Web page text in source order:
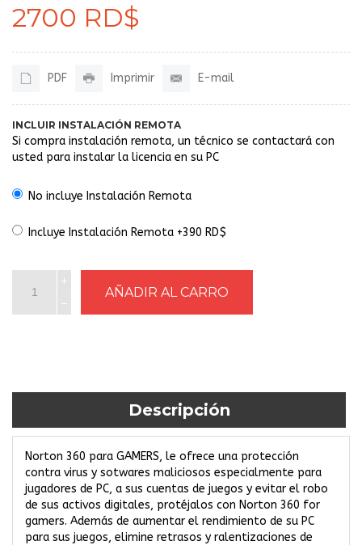
2700 RD$
PDF Imprimir E-mail
INCLUIR INSTALACIÓN REMOTA
Si compra instalación remota, un técnico se contactará con
usted para instalar la licencia en su PC
No incluye Instalación Remota
Incluye Instalación Remota +390 RD$
Descripción
Norton 360 para GAMERS, le ofrece una protección
contra virus y sotwares maliciosos especialmente para
jugadores de PC, a sus cuentas de juegos y evitar el robo
de sus activos digitales, protéjalos con Norton 360 for
gamers. Además de aumentar el rendimiento de su PC
para sus juegos, elimine retrasos y ralentizaciones de